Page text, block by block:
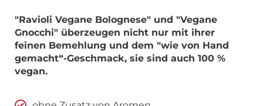
"Ravioli Vegane Bolognese" und "Vegane
Gnocchi" überzeugen nicht nur mit ihrer
feinen Bemehlung und dem "wie von Hand
gemacht“-Geschmack, sie sind auch 100 %
vegan.